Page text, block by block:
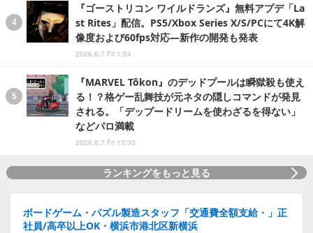
『ゴーストリコン ワイルドランズ』無料アプデ「La
st Rites」配信。PS5/Xbox Series X/S/PCにて4K解
像度および60fps対応―新作の開発も発表
2026.8.7 Fri 1:54
『MARVEL Tōkon』のデッドプールは瞬獄殺も使え
る！？格ゲー乱舞技が元ネタの隠しコマンドが発見
される。「デップードリームを使わざるを得ない」
などパロ満載
2026.8.7 Fri 13:30
ランキングをもっと見る
ボードゲーム・パズル製造スタッフ「交通費全額支給・」正
社員/高卒以上OK・横浜市港北区新横浜